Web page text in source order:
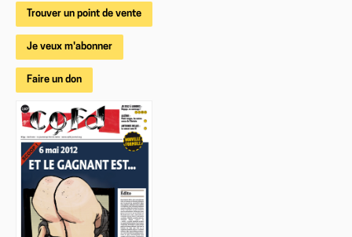
Trouver un point de vente
Je veux m'abonner
Faire un don